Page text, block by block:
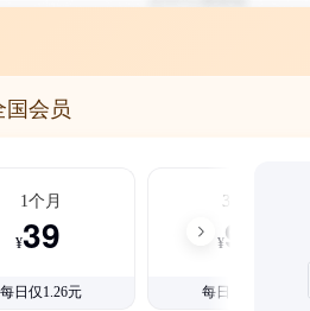
国会员
1个月
¥39
每日仅1.26元
3个月
¥99
每日仅1.08元